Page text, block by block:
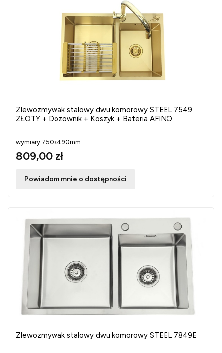
Zlewozmywak stalowy dwu komorowy STEEL 7549
ZŁOTY + Dozownik + Koszyk + Bateria AFINO
wymiary 750x490mm
809,00 zł
Powiadom mnie o dostępności
Zlewozmywak stalowy dwu komorowy STEEL 7849E